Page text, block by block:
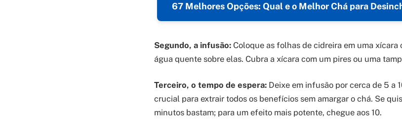
67 Melhores Opções: Qual e o Melhor Chá para
Segundo, a infusão: Coloque as folhas de cidreira em uma xícara
água quente sobre elas. Cubra a xícara com um pires ou uma
Terceiro, o tempo de espera: Deixe em infusão por cerca de 5 a
crucial para extrair todos os benefícios sem amargar o chá. Se
minutos bastam; para um efeito mais potente, chegue aos 10.